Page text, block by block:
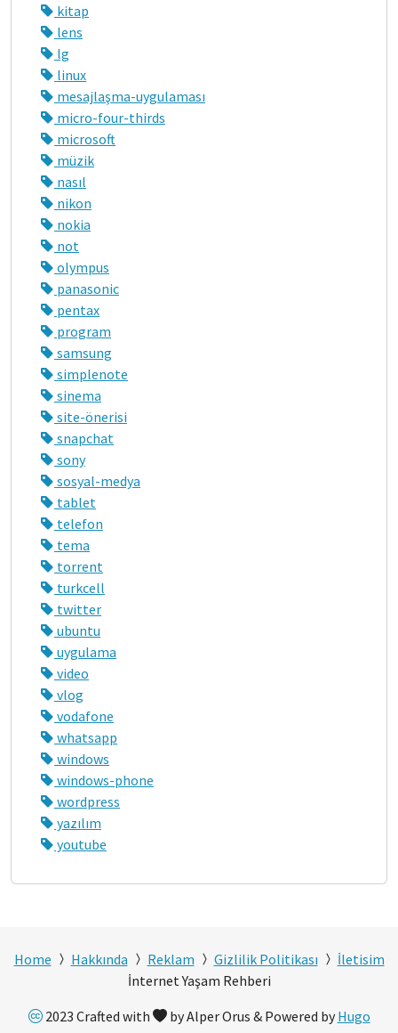
kitap
lens
lg
linux
mesajlaşma-uygulaması
micro-four-thirds
microsoft
müzik
nasıl
nikon
nokia
not
olympus
panasonic
pentax
program
samsung
simplenote
sinema
site-önerisi
snapchat
sony
sosyal-medya
tablet
telefon
tema
torrent
turkcell
twitter
ubuntu
uygulama
video
vlog
vodafone
whatsapp
windows
windows-phone
wordpress
yazılım
youtube
Home Hakkında Reklam Gizlilik Politikası
İletisim
İnternet Yaşam Rehberi
2023 Crafted with
by Alper Orus & Powered byHugo